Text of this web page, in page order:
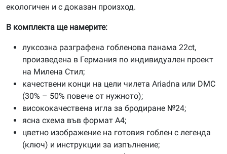
екологичен и с доказан произход.
В комплекта ще намерите:
луксозна разграфена гобленова панама 22ct,
произведена в Германия по индивидуален проект
на Милена Стил;
качествени конци на цели чилета Ariadna или DMC
(30% – 50% повече от нужното);
висококачествена игла за бродиране №24;
ясна схема във формат А4;
цветно изображение на готовия гоблен с легенда
(ключ) и инструкции за изпълнение;